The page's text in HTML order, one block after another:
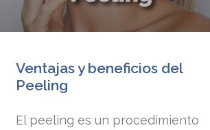
Ventajas y beneficios del
Peeling
El peeling es un procedimiento